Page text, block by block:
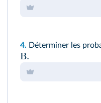
4. Déterminer les
B.